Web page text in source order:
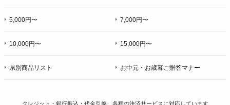
5,000円〜 7,000円〜
10,000円〜 15,000円〜
県別商品リスト お中元・お歳暮ご贈答マナー
クレジット・銀行振込・代金引換、各種の決済サービスに対応しています